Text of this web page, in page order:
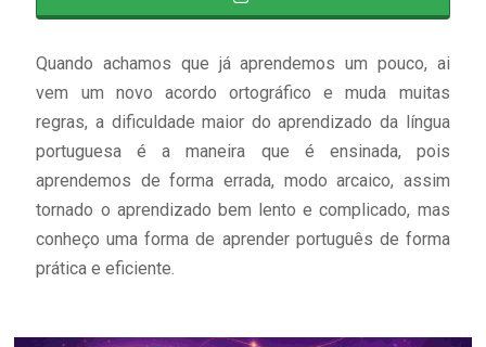
Quando achamos que já aprendemos um pouco, ai
vem um novo acordo ortográfico e muda muitas
regras, a dificuldade maior do aprendizado da língua
portuguesa é a maneira que é ensinada, pois
aprendemos de forma errada, modo arcaico, assim
tornado o aprendizado bem lento e complicado, mas
conheço uma forma de aprender português de forma
prática e eficiente.